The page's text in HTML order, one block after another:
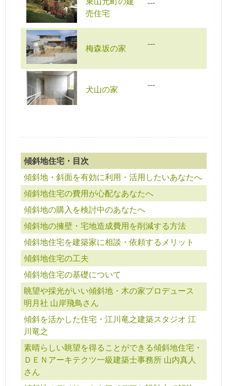
売住宅
梅森坂の家 ---
犬山の家 ---
傾斜地住宅・目次
傾斜地・斜面を有効に利用・活用したいあなたへ
傾斜地住宅の費用が心配なあなたへ
傾斜地の購入を検討中のあなたへ
傾斜地の擁壁・宅地造成費用を削減する方法
傾斜地住宅を建築家に相談・依頼するメリット
傾斜地住宅の工夫
傾斜地住宅の基礎について
眺望や採光がいい傾斜地・木の家プロデュース
明月社 山岸飛鳥さん
傾斜を活かした住宅・江川竜之建築スタジオ 江
川竜之
素晴らしい眺望を得ることができる傾斜地住宅・
ＤＥＮアーキテクツ一級建築士事務所 山内真人
さん